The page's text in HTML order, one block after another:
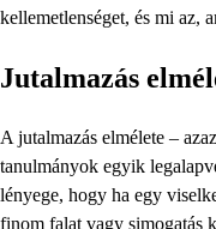
kellemetlenséget, és mi az,
Jutalmazás
A jutalmazás elmélete –
tanulmányok egyik
lényege, hogy ha egy
finom falat vagy simogatás